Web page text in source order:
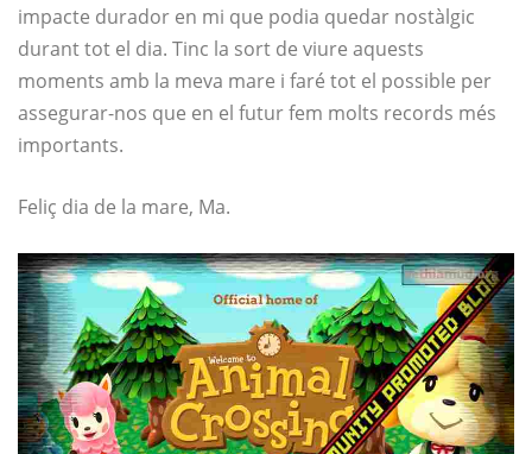
impacte durador en mi que podia quedar nostàlgic
durant tot el dia. Tinc la sort de viure aquests
moments amb la meva mare i faré tot el possible per
assegurar-nos que en el futur fem molts records més
importants.
Feliç dia de la mare, Ma.